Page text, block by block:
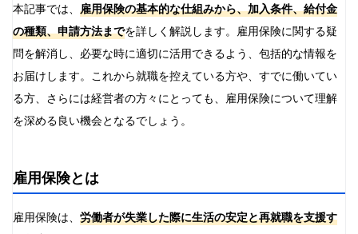
本記事では、 雇用保険の基本的な仕組みから、加入条件、給付金
の種類、申請方法までを詳しく解説します。雇用保険に関する疑
問を解消し、必要な時に適切に活用できるよう、包括的な情報を
お届けします。これから就職を控えている方や、すでに働いてい
る方、さらには経営者の方々にとっても、雇用保険について理解
を深める良い機会となるでしょう。
雇用保険とは
雇用保険は、 労働者が失業した際に生活の安定と再就職を支援す